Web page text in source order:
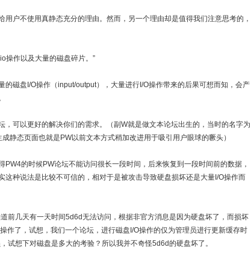
户不使用真静态充分的理由。然而，另一个理由却是值得我们注意思考的，
操作以及大量的磁盘碎片。”
的磁盘I/O操作（input/output），大量进行I/O操作带来的后果可想而知，会产
，可以更好的解决你们的需求。（副W就是做文本论坛出生的，当时的名字为
静态页面也就是PW以前文本方式稍加改进用于吸引用户眼球的噘头）
的时候PW论坛不能访问很长一段时间，后来恢复到一段时间前的数据，
这种说法是比较不可信的，相对于是被攻击导致硬盘损坏还是大量I/O操作而
前几天有一天时间5d6d无法访问，根据非官方消息是因为硬盘坏了，而损坏
作了，试想，我们一个论坛，进行磁盘I/O操作的仅为管理员进行更新缓存时
试想下对磁盘是多大的考验？所以我并不奇怪5d6d的硬盘坏了。